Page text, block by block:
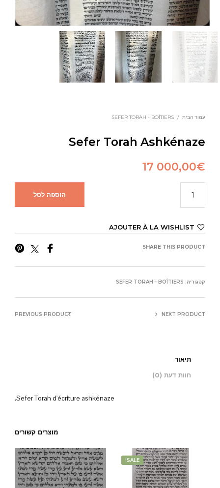
עמוד הבית /
SEFER TORAH - BOÎTIERS
Sefer Torah Ashkénaze
17 000,00€
הוספה לסל
AJOUTER À LA WISHLIST
SHARE THIS PRODUCT
קטגוריה: SEFER TORAH - BOÎTIERS
PREVIOUS PRODUCT NEXT PRODUCT
תיאור
חוות דעת (0)
Sefer Torah d'écriture ashkénaze.
מוצרים קשורים
SALE!